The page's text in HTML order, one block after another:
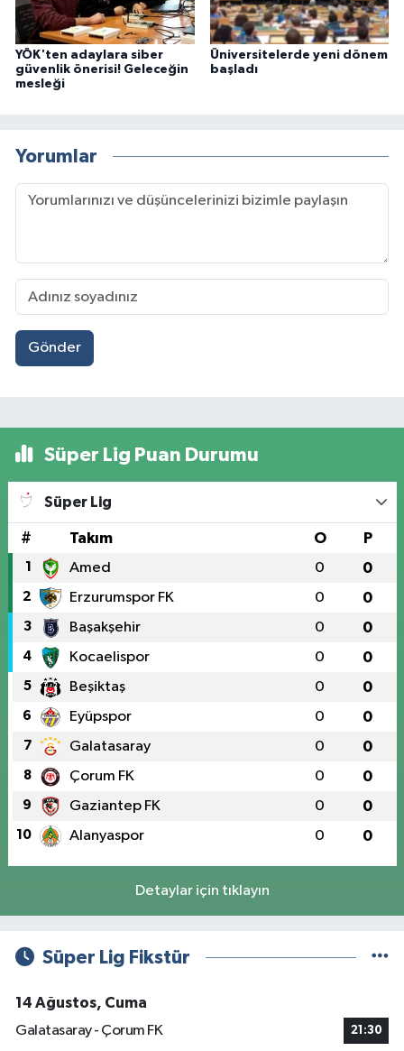
YÖK'ten adaylara siber
güvenlik önerisi! Geleceğin
mesleği
Üniversitelerde yeni dönem
başladı
Yorumlar
Gönder
Süper Lig Puan Durumu
Süper Lig
# Takım O P
1 Amed 0 0
2 Erzurumspor FK 0 0
3 Başakşehir 0 0
4 Kocaelispor 0 0
5 Beşiktaş 0 0
6 Eyüpspor 0 0
7 Galatasaray 0 0
8 Çorum FK 0 0
9 Gaziantep FK 0 0
10 Alanyaspor 0 0
Detaylar için tıklayın
Süper Lig Fikstür
14 Ağustos, Cuma
Galatasaray - Çorum FK
21:30